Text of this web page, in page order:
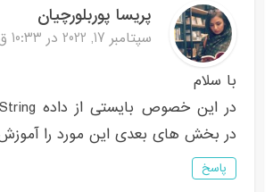
پریسا پوربلورچیان
سپتامبر 17, 2022 در 10:33 ق.ظ
با سلام
در بخش های بعدی این مورد را
پاسخ